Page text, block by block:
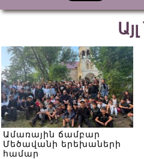
Ամառային ճամբար
Մեծավանի երեխաների
համար